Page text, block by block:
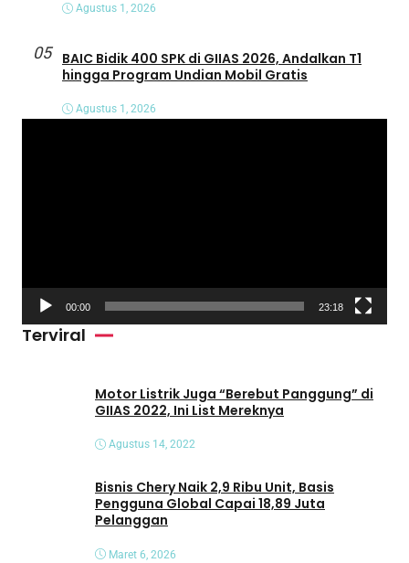
Agustus 1, 2026
05
BAIC Bidik 400 SPK di GIIAS 2026, Andalkan T1
hingga Program Undian Mobil Gratis
Agustus 1, 2026
d
00:00 23:18
Terviral
Motor Listrik Juga “Berebut Panggung” di
GIIAS 2022, Ini List Mereknya
Agustus 14, 2022
Bisnis Chery Naik 2,9 Ribu Unit, Basis
Pengguna Global Capai 18,89 Juta
Pelanggan
Maret 6, 2026